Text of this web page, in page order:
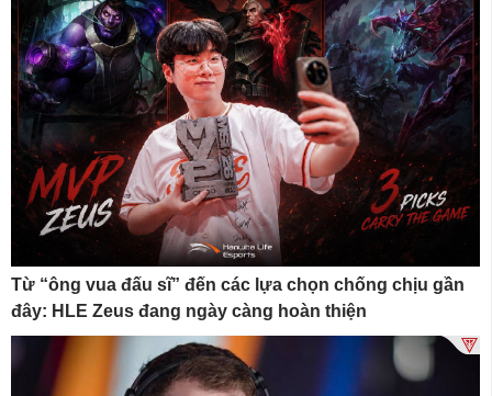
Từ “ông vua đấu sĩ” đến các lựa chọn chống chịu gần
đây: HLE Zeus đang ngày càng hoàn thiện